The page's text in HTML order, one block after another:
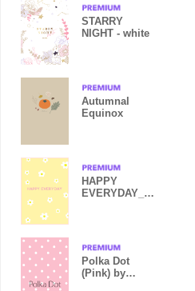
STARRY
NIGHT - white
Autumnal
Equinox
HAPPY
EVERYDAY_pi
Polka Dot
(Pink) by